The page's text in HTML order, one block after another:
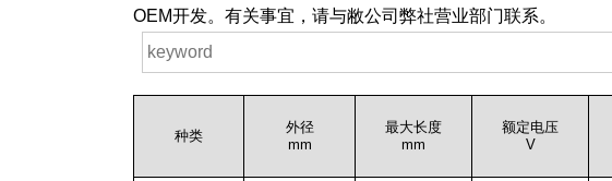
OEM开发。有关事宜，请与敝公司弊社营业部门联系。
种类
外径
mm
最大长度
mm
额定电压
V